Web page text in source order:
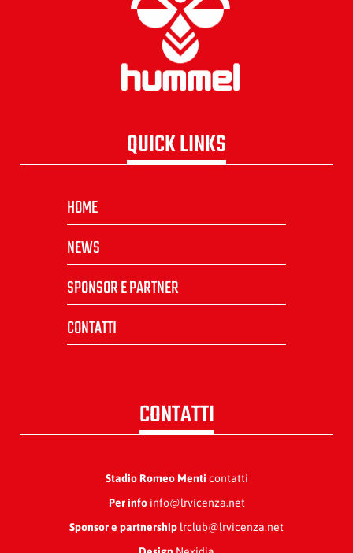
QUICK LINKS
HOME
NEWS
SPONSOR E PARTNER
CONTATTI
CONTATTI
Stadio Romeo Menti contatti
Per infoinfo@lrvicenza.net
Sponsor e partnership lrclub@lrvicenza.net